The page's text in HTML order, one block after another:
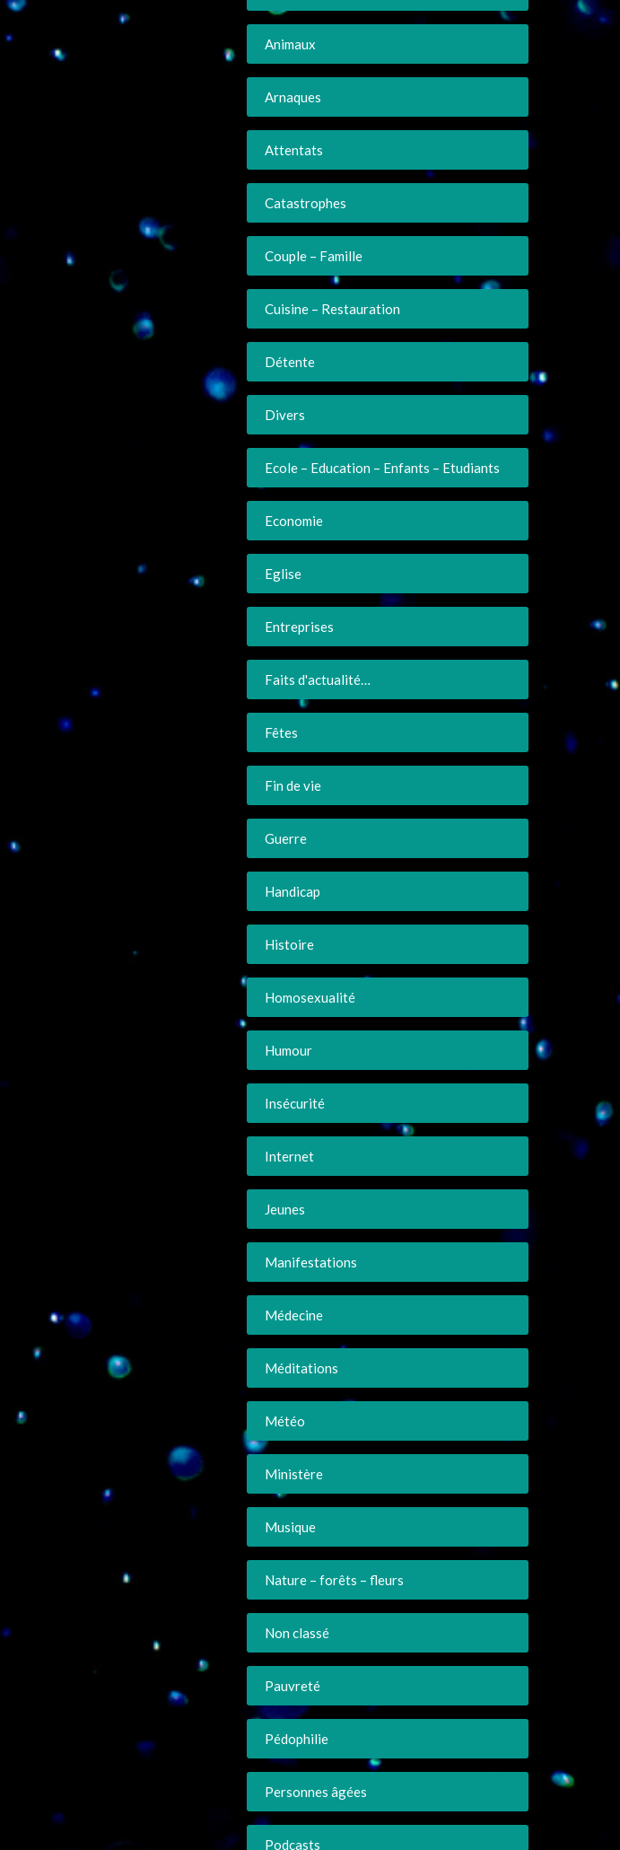
Animaux
Arnaques
Attentats
Catastrophes
Couple – Famille
Cuisine – Restauration
Détente
Divers
Ecole – Education – Enfants – Etudiants
Economie
Eglise
Entreprises
Faits d'actualité…
Fêtes
Fin de vie
Guerre
Handicap
Histoire
Homosexualité
Humour
Insécurité
Internet
Jeunes
Manifestations
Médecine
Méditations
Météo
Ministère
Musique
Nature – forêts – fleurs
Non classé
Pauvreté
Pédophilie
Personnes âgées
Podcasts